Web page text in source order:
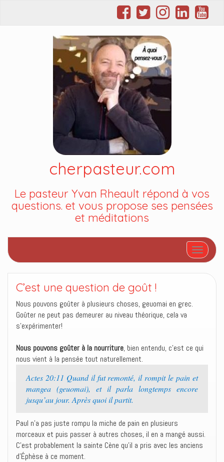
cherpasteur.com
Le pasteur Yvan Rheault répond à vos
questions. et vous propose ses pensées
et méditations
Afficher/
C’est une question de goût !
Nous pouvons goûter à plusieurs choses, geuomai en grec.
Goûter ne peut pas demeurer au niveau théorique, cela va
s’expérimenter!
Nous pouvons goûter à la nourriture, bien entendu, c’est ce qui
nous vient à la pensée tout naturellement.
Actes 20:11 Quand il fut remonté, il rompit le pain et
mangea (geuomai), et il parla longtemps encore
jusqu’au jour. Après quoi il partit.
Paul n’a pas juste rompu la miche de pain en plusieurs
morceaux et puis passer à autres choses, il en a mangé aussi.
C’est probablement la sainte Cène qu’il a pris avec les anciens
d’Éphèse à ce moment.